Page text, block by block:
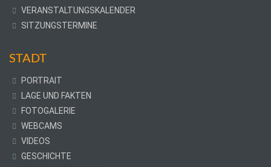
VERANSTALTUNGSKALENDER
SITZUNGSTERMINE
STADT
PORTRAIT
LAGE UND FAKTEN
FOTOGALERIE
WEBCAMS
VIDEOS
GESCHICHTE